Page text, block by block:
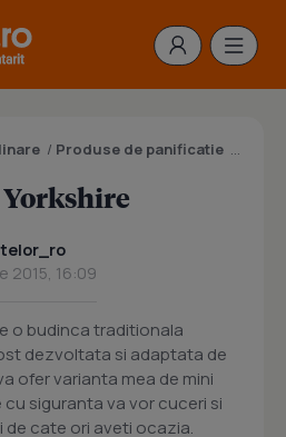
/ Produse de panificatie
2015, 16:09
o budinca traditionala
dezvoltata si adaptata de
ofer varianta mea de mini
cu siguranta va vor cuceri si
de cate ori aveti ocazia.